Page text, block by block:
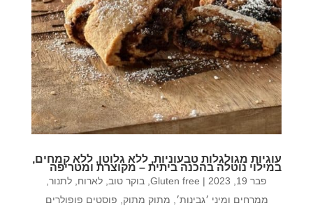
עוגיות מגולגלות טבעוניות, ללא גלוטן, ללא קמחים,
במילוי נוטלה בהכנה ביתית – מקוצרת ומטריפה
פבר 19, 2023 |
Gluten free בוקר טוב לארוח לתנור
ממרחים ומיני ׳גבינות׳
מתוק מתוק פוסטים פופולרים